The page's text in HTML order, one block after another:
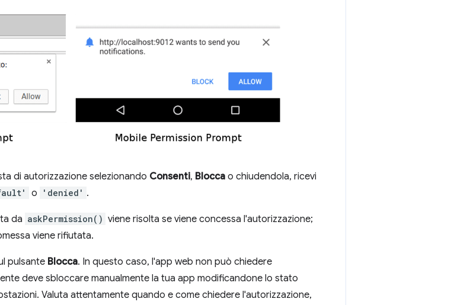
di autorizzazione selezionando Consenti, Blocca o chiudendola, ricevi
o 'denied' .
da askPermission() viene risolta se viene concessa l'autorizzazione;
viene rifiutata.
pulsante Blocca. In questo caso, l'app web non può chiedere
deve sbloccare manualmente la tua app modificandone lo stato
Valuta attentamente quando e come chiedere l'autorizzazione,